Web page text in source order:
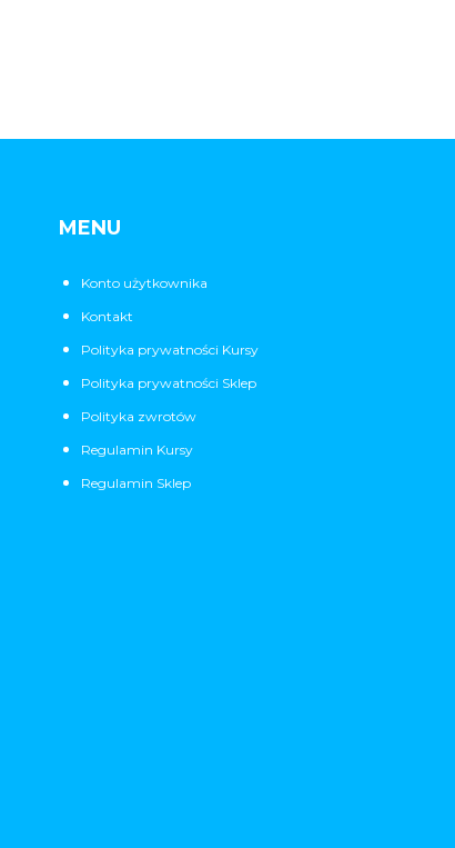
MENU
Konto użytkownika
Kontakt
Polityka prywatności Kursy
Polityka prywatności Sklep
Polityka zwrotów
Regulamin Kursy
Regulamin Sklep